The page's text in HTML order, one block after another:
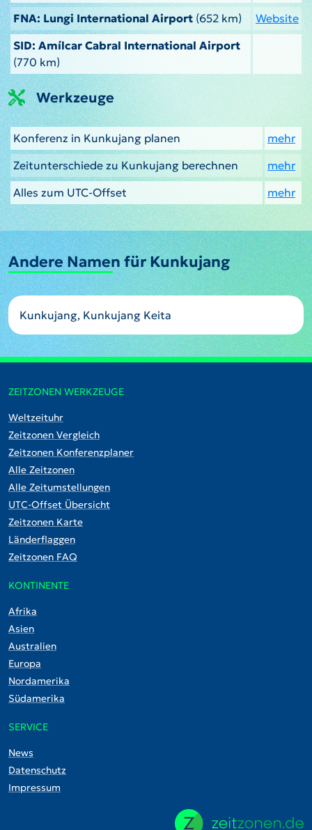
FNA: Lungi International Airport(652 km)
Website
SID: Amílcar Cabral International Airport
(770 km)
Werkzeuge
Konferenz in Kunkujang planen
mehr
Zeitunterschiede zu Kunkujang berechnen
mehr
Alles zum UTC-Offset
mehr
Andere Namen für Kunkujang
Kunkujang, Kunkujang Keita
ZEITZONEN WERKZEUGE
Weltzeituhr
Zeitzonen Vergleich
Zeitzonen Konferenzplaner
Alle Zeitzonen
Alle Zeitumstellungen
UTC-Offset Übersicht
Zeitzonen Karte
Länderflaggen
Zeitzonen FAQ
KONTINENTE
Afrika
Asien
Australien
Europa
Nordamerika
Südamerika
SERVICE
News
Datenschutz
Impressum